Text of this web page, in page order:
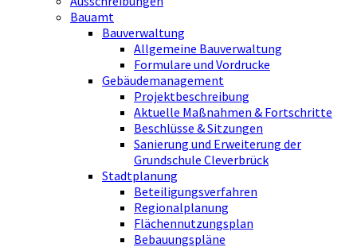
Bauamt
Bauverwaltung
Allgemeine Bauverwaltung
Formulare und Vordrucke
Gebäudemanagement
Projektbeschreibung
Aktuelle Maßnahmen & Fortschritte
Beschlüsse & Sitzungen
Sanierung und Erweiterung der
Grundschule Cleverbrück
Stadtplanung
Beteiligungsverfahren
Regionalplanung
Flächennutzungsplan
Bebauungspläne